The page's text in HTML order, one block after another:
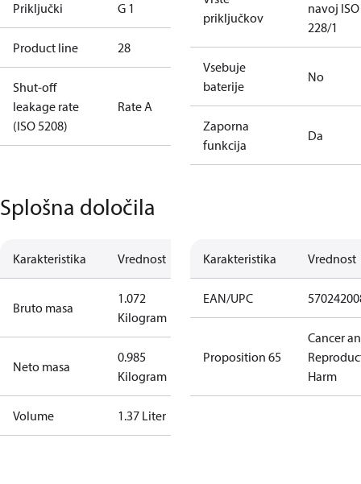
Priključki G 1
Product line 28
Shut-off
leakage rate
(ISO 5208)
Rate A
priključkov
navoj ISO
228/1
Vsebuje
baterije
No
Zaporna
funkcija
Da
Splošna določila
Karakteristika Vrednost
Bruto masa
1.072
Kilogram
Neto masa
0.985
Kilogram
Volume 1.37 Liter
Karakteristika Vrednost
EAN/UPC
Proposition 65
Cancer
Harm